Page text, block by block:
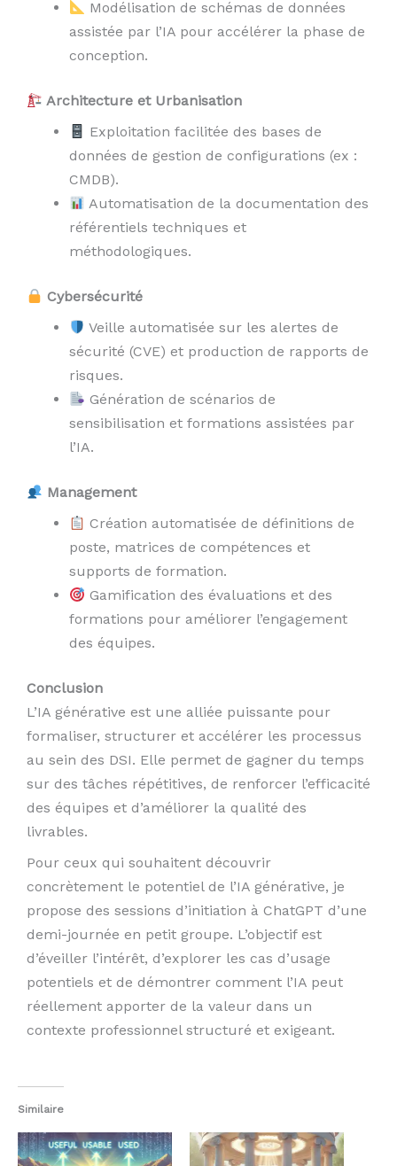
Modélisation de schémas de données
assistée par l’IA pour accélérer la phase de
conception.
Architecture et Urbanisation
Exploitation facilitée des bases de
données de gestion de configurations (ex :
CMDB).
Automatisation de la documentation des
référentiels techniques et
méthodologiques.
Cybersécurité
Veille automatisée sur les alertes de
sécurité (CVE) et production de rapports de
risques.
Génération de scénarios de
sensibilisation et formations assistées par
l’IA.
Management
Création automatisée de définitions de
poste, matrices de compétences et
supports de formation.
Gamification des évaluations et des
formations pour améliorer l’engagement
des équipes.
Conclusion
L’IA générative est une alliée puissante pour
formaliser, structurer et accélérer les processus
au sein des DSI. Elle permet de gagner du temps
sur des tâches répétitives, de renforcer l’efficacité
des équipes et d’améliorer la qualité des
livrables.
Pour ceux qui souhaitent découvrir
concrètement le potentiel de l’IA générative, je
propose des sessions d’initiation à ChatGPT d’une
demi-journée en petit groupe. L’objectif est
d’éveiller l’intérêt, d’explorer les cas d’usage
potentiels et de démontrer comment l’IA peut
réellement apporter de la valeur dans un
contexte professionnel structuré et exigeant.
Similaire